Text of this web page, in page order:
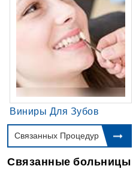
Виниры Для Зубов
Связанных Процедур
Связанные больницы